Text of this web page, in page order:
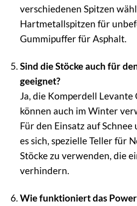
verschiedenen Spitzen
Hartmetallspitzen für
Gummipuffer für Asphalt.
Sind die Stöcke auch für
geeignet?
Ja, die Komperdell Levante
können auch im Winter
Für den Einsatz auf
es sich, spezielle Teller für
Stöcke zu verwenden, die
verhindern.
Wie funktioniert das